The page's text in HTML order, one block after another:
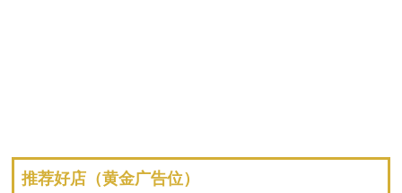
推荐好店（黄金广告位）